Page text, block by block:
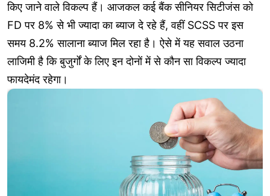
किए जाने वाले विकल्प हैं। आजकल कई बैंक सीनियर सिटीजंस को
FD पर 8% से भी ज्यादा का ब्याज दे रहे हैं, वहीं SCSS पर इस
समय 8.2% सालाना ब्याज मिल रहा है। ऐसे में यह सवाल उठना
लाजिमी है कि बुजुर्गों के लिए इन दोनों में से कौन सा विकल्प ज्यादा
फायदेमंद रहेगा।